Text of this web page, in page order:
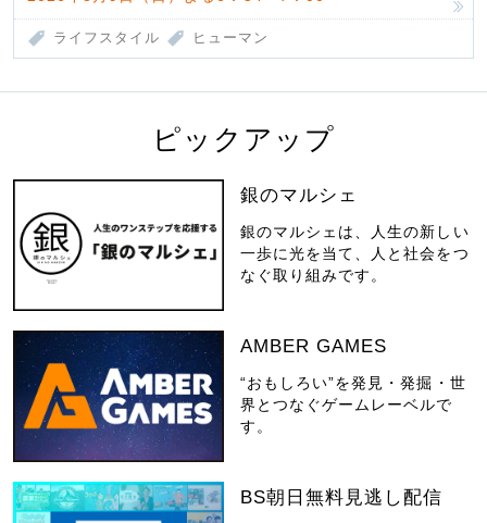
ライフスタイル ヒューマン
ピックアップ
銀のマルシェ
銀のマルシェは、人生の新しい
一歩に光を当て、人と社会をつ
なぐ取り組みです。
AMBER GAMES
“おもしろい”を発見・発掘・世
界とつなぐゲームレーベルで
す。
BS朝日無料見逃し配信